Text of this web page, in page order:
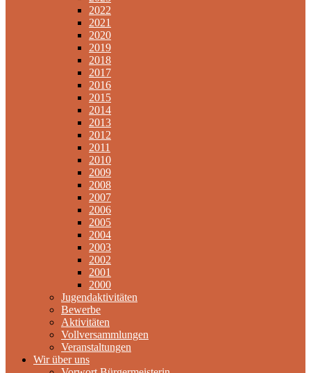
2022
2021
2020
2019
2018
2017
2016
2015
2014
2013
2012
2011
2010
2009
2008
2007
2006
2005
2004
2003
2002
2001
2000
Jugendaktivitäten
Bewerbe
Aktivitäten
Vollversammlungen
Veranstaltungen
Wir über uns